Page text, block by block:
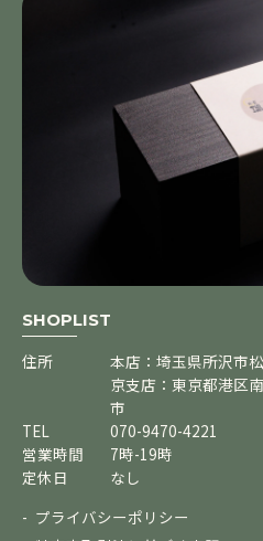
SHOPLIST
住所
本店：埼玉県所沢市
京支店：東京都港区
市
TEL
070-9470-4221
営業時間
7時-19時
定休日
なし
プライバシーポリシー